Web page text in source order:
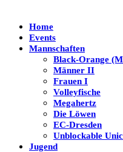
Home
Events
Mannschaften
Black-Orange
Männer II
Frauen I
Volleyfische
Megahertz
Die Löwen
EC-Dresden
Unblockable
Jugend